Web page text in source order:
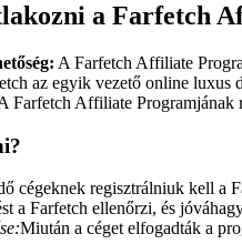
a Farfetch
A Farfetch Affiliate
az egyik vezető online luxus
Farfetch Affiliate Programjának
cégeknek regisztrálniuk kell a
a Farfetch ellenőrzi, és
Miután a céget elfogadták a